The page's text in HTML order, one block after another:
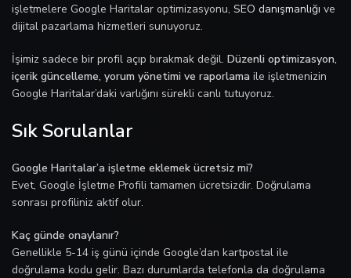
işletmelere Google Haritalar optimizasyonu, SEO danışmanlığı ve
dijital pazarlama hizmetleri sunuyoruz.
İşimiz sadece bir profil açıp bırakmak değil. Düzenli optimizasyon,
içerik güncelleme, yorum yönetimi ve raporlama ile işletmenizin
Google Haritalar’daki varlığını sürekli canlı tutuyoruz.
Sık Sorulanlar
Google Haritalar’a işletme eklemek ücretsiz mi?
Evet, Google İşletme Profili tamamen ücretsizdir. Doğrulama
sonrası profiliniz aktif olur.
Kaç günde onaylanır?
Genellikle 5-14 iş günü içinde Google’dan kartpostal ile
doğrulama kodu gelir. Bazı durumlarda telefonla da doğrulama